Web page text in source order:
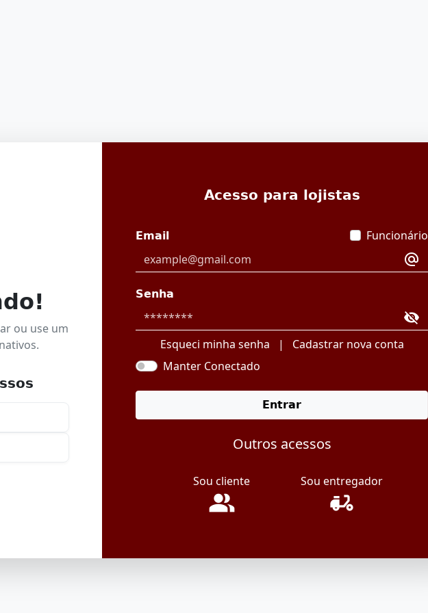
ou use um
Acesso para lojistas
Email Funcionário
alternate_email
Senha
visibility_off
Esqueci minha senha |
Cadastrar nova conta
Manter Conectado
Entrar
Outros acessos
Sou cliente
people_alt
Sou entregador
delivery_dining